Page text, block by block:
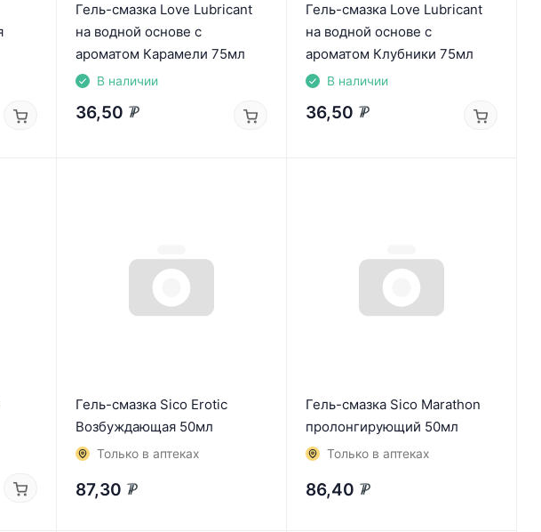
Гель-смазка Love Lubricant
на водной основе с
ароматом Карамели 75мл
В наличии
36,50 ₽
Гель-смазка Love Lubricant
на водной основе с
ароматом Клубники 75мл
В наличии
36,50 ₽
Гель-смазка Sico Erotic
Возбуждающая 50мл
Только в аптеках
87,30 ₽
Гель-смазка Sico Marathon
пролонгирующий 50мл
Только в аптеках
86,40 ₽